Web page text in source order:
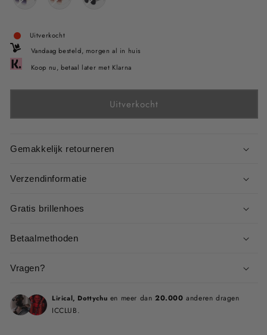
Uitverkocht
Vandaag besteld, morgen al in huis
Koop nu, betaal later met Klarna
Uitverkocht
Gemakkelijk retourneren
Verzendinformatie
Gratis brillenhoes
Betaalmethoden
Vragen?
Lirical, Dottychu en meer dan 20.000 anderen dragen
ICCLUB.